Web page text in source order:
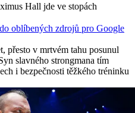
Hall jde ve stopách
oblíbených zdrojů pro Google
přesto v mrtvém tahu posunul
slavného strongmana tím
i bezpečnosti těžkého tréninku